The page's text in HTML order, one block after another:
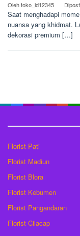
Olehtoko_id12345
Saat menghadapi
nuansa yang khidmat.
dekorasi premium […]
Florist Pati
Florist Madiun
Florist Blora
Florist Kebumen
Florist Pangandaran
Florist Cilacap